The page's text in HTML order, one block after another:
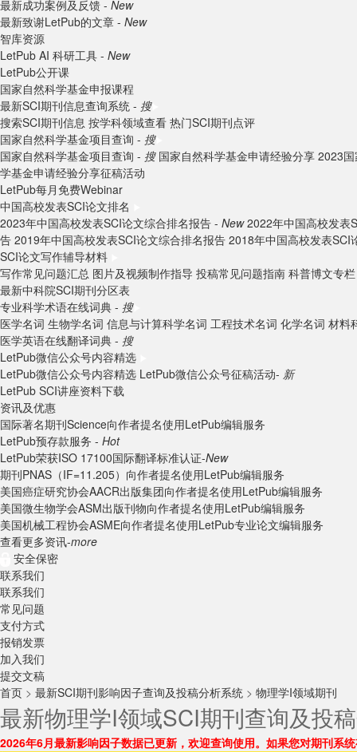
最新成功案例及反馈 - New
最新致谢LetPub的文章 - New
智库资源
LetPub AI 科研工具 - New
LetPub公开课
国家自然科学基金申报课程
最新SCI期刊信息查询系统 - 搜
搜索SCI期刊信息 按学科领域查看 热门SCI期刊点评
国家自然科学基金项目查询 - 搜
国家自然科学基金项目查询 - 搜 国家自然科学基金申请经验分享 2023
学基金申请经验分享征稿活动
LetPub每月免费Webinar
中国高校发表SCI论文排名
2023年中国高校发表SCI论文综合排名报告 - New 2022年中国高校发表
告 2019年中国高校发表SCI论文综合排名报告 2018年中国高校发表SCI
SCI论文写作辅导材料
写作常见问题汇总 图片及视频制作指导 投稿常见问题指南 科普博文专栏
最新中科院SCI期刊分区表
专业科学术语在线词典 - 搜
医学名词 生物学名词 信息与计算科学名词 工程技术名词 化学名词 材料
医学英语在线翻译词典 - 搜
LetPub微信公众号内容精选
LetPub微信公众号内容精选 LetPub微信公众号征稿活动- 新
LetPub SCI讲座资料下载
资讯及优惠
国际著名期刊Science向作者提名使用LetPub编辑服务
LetPub预存款服务 - Hot
LetPub荣获ISO 17100国际翻译标准认证-New
期刊PNAS（IF=11.205）向作者提名使用LetPub编辑服务
美国癌症研究协会AACR出版集团向作者提名使用LetPub编辑服务
美国微生物学会ASM出版刊物向作者提名使用LetPub编辑服务
美国机械工程协会ASME向作者提名使用LetPub专业论文编辑服务
查看更多资讯-more
安全保密
联系我们
联系我们
常见问题
支付方式
报销发票
加入我们
提交文稿
首页 > 最新SCI期刊影响因子查询及投稿分析系统 > 物理学I领域期刊
最新物理学I领域SCI期刊查询及投
2026年6月最新影响因子数据已更新，欢迎查询使用。 如果您对期刊系